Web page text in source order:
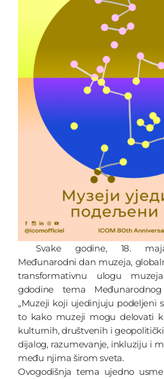
Svake godine, 18.
Međunarodni dan muzeja,
transformativnu ulogu
gdodine tema
„Muzeji koji ujedinjuju podeljeni
to kako muzeji mogu delovati
kulturnih, društvenih i
dijalog, razumevanje, inkluziju i
među njima širom sveta.
Ovogodišnja tema ujedno